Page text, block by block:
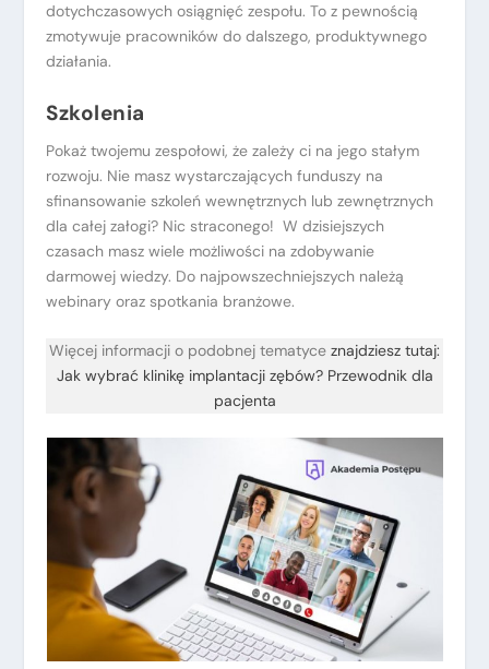
dotychczasowych osiągnięć zespołu. To z pewnością
zmotywuje pracowników do dalszego, produktywnego
działania.
Szkolenia
Pokaż twojemu zespołowi, że zależy ci na jego stałym
rozwoju. Nie masz wystarczających funduszy na
sfinansowanie szkoleń wewnętrznych lub zewnętrznych
dla całej załogi? Nic straconego! W dzisiejszych
czasach masz wiele możliwości na zdobywanie
darmowej wiedzy. Do najpowszechniejszych należą
webinary oraz spotkania branżowe.
Więcej informacji o podobnej tematyce znajdziesz tutaj:
Jak wybrać klinikę implantacji zębów? Przewodnik dla
pacjenta